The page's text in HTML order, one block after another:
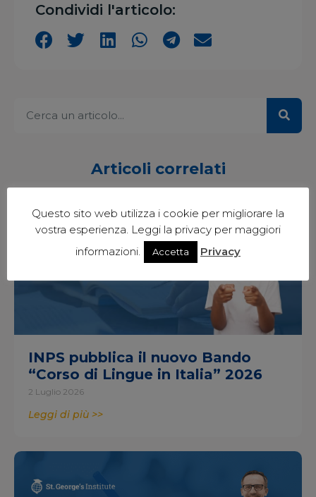
Condividi l'articolo:
Articoli correlati
INPS pubblica il nuovo Bando
“Corso di Lingue in Italia” 2026
2 Luglio 2026
Leggi di più >>
Questo sito web utilizza i cookie per migliorare la
vostra esperienza. Leggi la privacy per maggiori
informazioni.
Accetta Privacy